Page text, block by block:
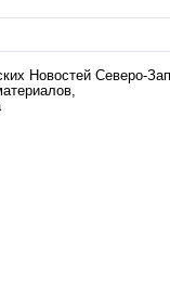
Новостей Северо-